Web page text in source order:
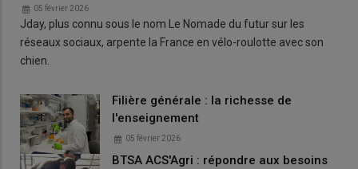
05 février 2026
Jday, plus connu sous le nom Le Nomade du futur sur les
réseaux sociaux, arpente la France en vélo-roulotte avec son
chien.
Filière générale : la richesse de
l'enseignement
05 février 2026
BTSA ACS'Agri : répondre aux besoins